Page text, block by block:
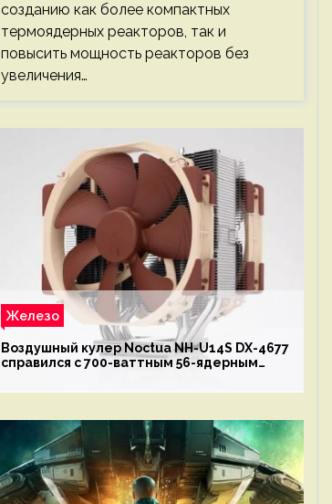
созданию как более компактных
термоядерных реакторов, так и
повысить мощность реакторов без
увеличения…
Железо
Воздушный кулер Noctua NH-U14S DX-4677
справился с 700-ваттным 56-ядерным